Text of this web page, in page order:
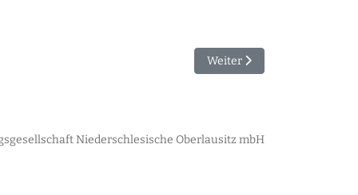
Nächster Beitrag:
Weiter
Niederschlesische Oberlausitz mbH